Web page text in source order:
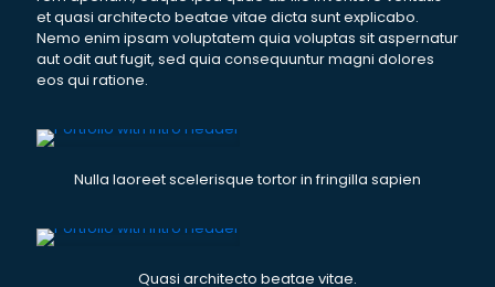
et quasi architecto beatae vitae dicta sunt explicabo.
Nemo enim ipsam voluptatem quia voluptas sit aspernatur
aut odit aut fugit, sed quia consequuntur magni dolores
eos qui ratione.
Nulla laoreet scelerisque tortor in fringilla sapien
Quasi architecto beatae vitae.